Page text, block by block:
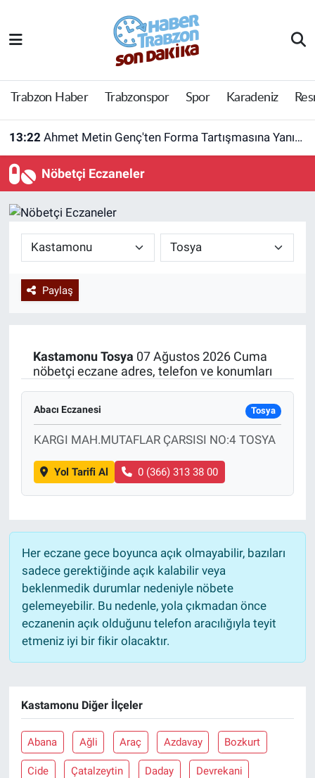
Trabzon Haber Trabzonspor Spor Karadeniz
13:22 Ahmet Metin Genç'ten Forma Tartışmasına Yanıt! Belediyeden Açıklama Geldi
Nöbetçi Eczaneler
Paylaş
Kastamonu Tosya 07 Ağustos 2026 Cuma
nöbetçi eczane adres, telefon ve konumları
Abacı Eczanesi Tosya
KARGI MAH.MUTAFLAR ÇARSISI NO:4 TOSYA
Yol Tarifi Al 0 (366) 313 38 00
Her eczane gece boyunca açık olmayabilir, bazıları
sadece gerektiğinde açık kalabilir veya
beklenmedik durumlar nedeniyle nöbete
gelemeyebilir. Bu nedenle, yola çıkmadan önce
eczanenin açık olduğunu telefon aracılığıyla teyit
etmeniz iyi bir fikir olacaktır.
Kastamonu Diğer İlçeler
Abana Ağli Araç Azdavay Bozkurt
Cide Çatalzeytin Daday Devrekani
Trabzon Haber
Trabzonspor
Yazarlar
Trabzon Nöbetçi Eczaneler
Trabzon Hava Durumu
Tüm Manşetler
Haber Arşivi